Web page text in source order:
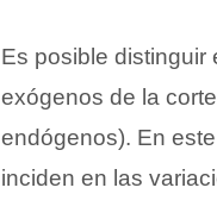
Es posible distinguir
exógenos de la
endógenos). En
inciden en las